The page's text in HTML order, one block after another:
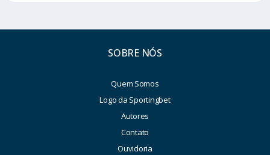
SOBRE NÓS
Quem Somos
Logo da Sportingbet
Autores
Contato
Ouvidoria